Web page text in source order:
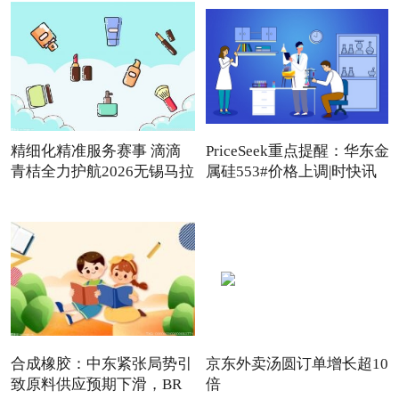
精细化精准服务赛事 滴滴
青桔全力护航2026无锡马拉
PriceSeek重点提醒：华东金
属硅553#价格上调|时快讯
合成橡胶：中东紧张局势引
致原料供应预期下滑，BR
京东外卖汤圆订单增长超10
倍